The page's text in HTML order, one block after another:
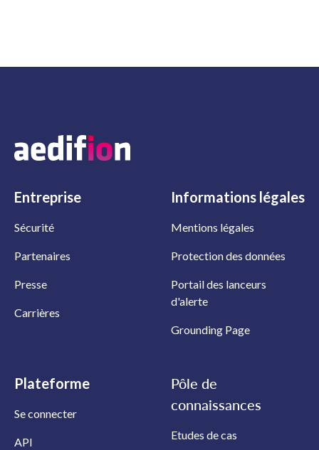
Entreprise
Sécurité
Partenaires
Presse
Carrières
Informations légales
Mentions légales
Protection des données
Portail des lanceurs
d'alerte
Grounding Page
Plateforme
Se connecter
API
Pôle de
connaissances
Etudes de cas